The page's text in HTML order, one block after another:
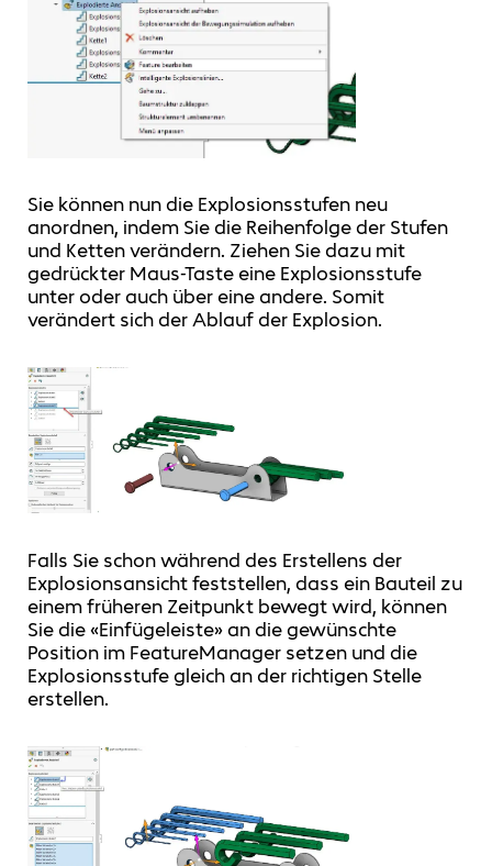
Sie können nun die Explosionsstufen neu
anordnen, indem Sie die Reihenfolge der Stufen
und Ketten verändern. Ziehen Sie dazu mit
gedrückter Maus-Taste eine Explosionsstufe
unter oder auch über eine andere. Somit
verändert sich der Ablauf der Explosion.
Falls Sie schon während des Erstellens der
Explosionsansicht feststellen, dass ein Bauteil zu
einem früheren Zeitpunkt bewegt wird, können
Sie die «Einfügeleiste» an die gewünschte
Position im FeatureManager setzen und die
Explosionsstufe gleich an der richtigen Stelle
erstellen.